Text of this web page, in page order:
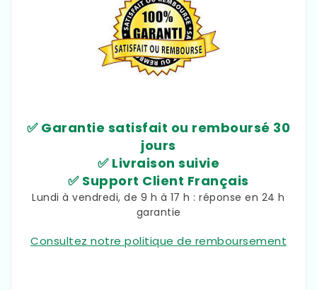
✅ Garantie satisfait ou remboursé 30
jours
✅ Livraison suivie
✅ Support Client Français
Lundi à vendredi, de 9 h à 17 h : réponse en 24 h
garantie
Consultez notre politique de remboursement